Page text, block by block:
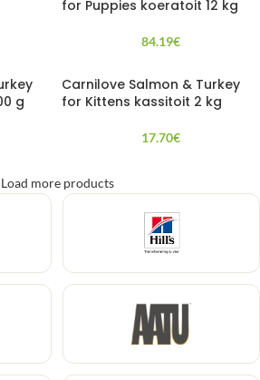
for Puppies koeratoit 12 kg
84.19€
g
Carnilove Salmon & Turkey
for Kittens kassitoit 2 kg
17.70€
Load more products